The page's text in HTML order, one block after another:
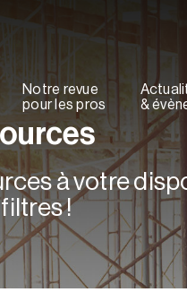
Notre revue
pour les pros
&
à votre
!